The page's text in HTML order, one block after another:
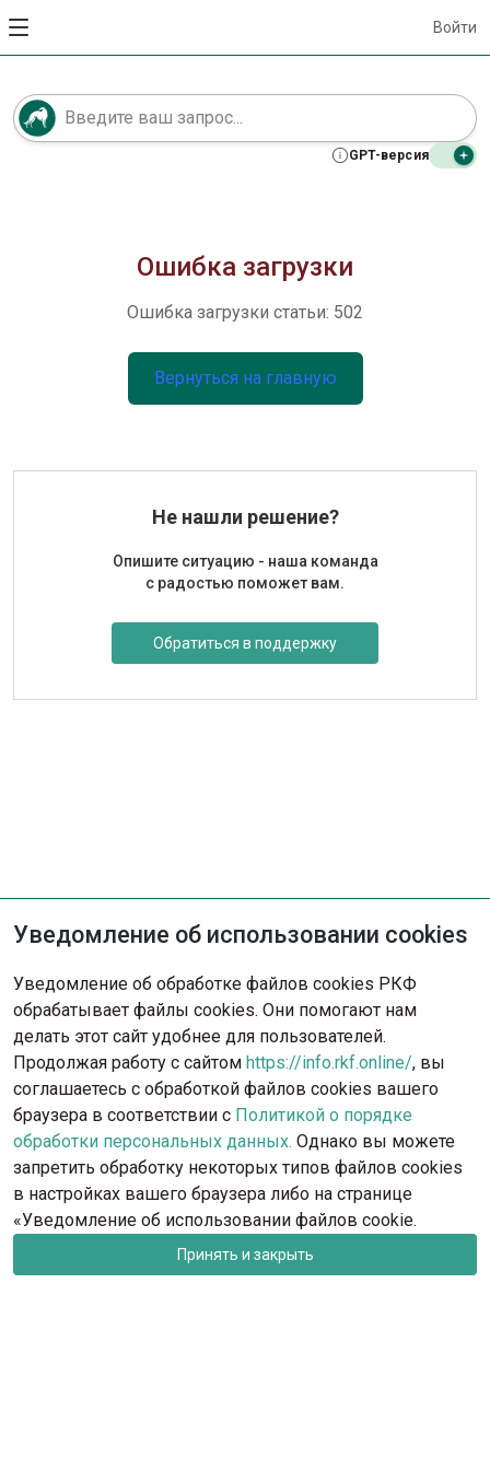
Войти
GPT-версия
Ошибка загрузки
Ошибка загрузки статьи: 502
Вернуться на главную
Не нашли решение?
Опишите ситуацию - наша команда
с радостью поможет вам.
Обратиться в поддержку
Уведомление об использовании cookies
Уведомление об обработке файлов cookies РКФ
обрабатывает файлы cookies. Они помогают нам
делать этот сайт удобнее для пользователей.
Продолжая работу с сайтом https://info.rkf.online/, вы
соглашаетесь с обработкой файлов cookies вашего
браузера в соответствии с Политикой о порядке
обработки персональных данных. Однако вы можете
запретить обработку некоторых типов файлов cookies
в настройках вашего браузера либо на странице
«Уведомление об использовании файлов cookie.
Принять и закрыть